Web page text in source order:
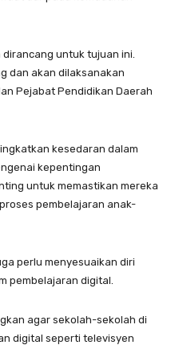
untuk tujuan ini.
dan akan dilaksanakan
Pejabat Pendidikan Daerah
kesedaran dalam
kepentingan
untuk memastikan mereka
pembelajaran anak-
perlu menyesuaikan diri
pembelajaran digital.
agar sekolah-sekolah di
digital seperti televisyen